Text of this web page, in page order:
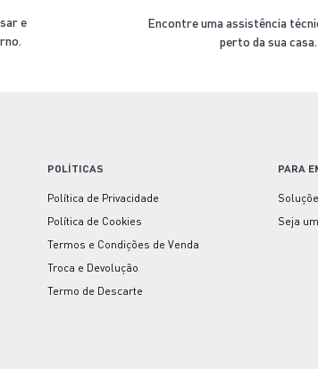
e
Encontre uma assistência
perto da sua casa.
POLÍTICAS
Política de Privacidade
Política de Cookies
Termos e Condições de Venda
Troca e Devolução
Termo de Descarte
PARA
Seja